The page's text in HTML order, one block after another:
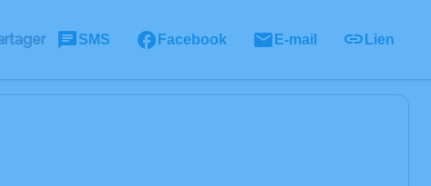
SMS Facebook E-mail Lien